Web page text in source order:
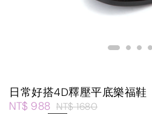
日常好搭4D釋壓平底樂福鞋
NT$ 988 NT$ 1680